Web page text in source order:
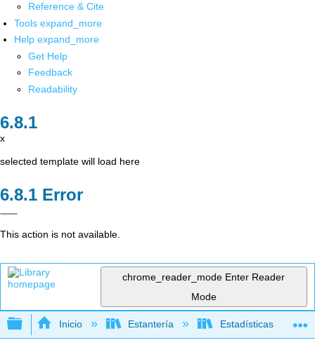
Reference & Cite
Tools expand_more
Help expand_more
Get Help
Feedback
Readability
x
selected template will load here
Error
This action is not available.
chrome_reader_mode Enter Reader
Mode
Expandir/contraer jerarquía global
Inicio Estantería Estadísticas